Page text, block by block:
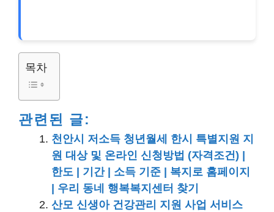
목차
관련된 글:
천안시 저소득 청년월세 한시 특별지원 지
원 대상 및 온라인 신청방법 (자격조건) |
한도 | 기간 | 소득 기준 | 복지로 홈페이지
| 우리 동네 행복복지센터 찾기
산모 신생아 건강관리 지원 사업 서비스